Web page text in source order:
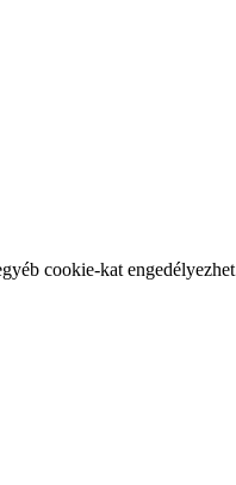
cookie-kat